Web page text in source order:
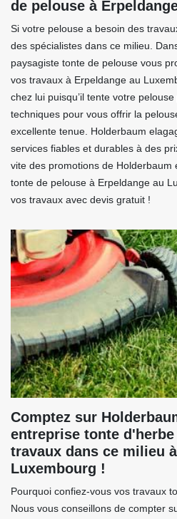
de pelouse à
Si votre pelouse a besoin des
des spécialistes dans ce milieu.
paysagiste tonte de pelouse vous
vos travaux à Erpeldange au
chez lui puisqu’il tente votre
techniques pour vous offrir la
excellente tenue. Holderbaum
services fiables et durables à des
vite des promotions de Holderbaum
tonte de pelouse à Erpeldange au
vos travaux avec devis gratuit !
Comptez sur
entreprise tonte
travaux dans ce milieu
Luxembourg !
Pourquoi confiez-vous vos travaux
Nous vous conseillons de compter